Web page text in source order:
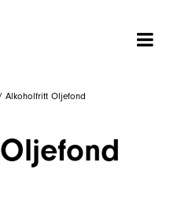
Alkoholfritt Oljefond